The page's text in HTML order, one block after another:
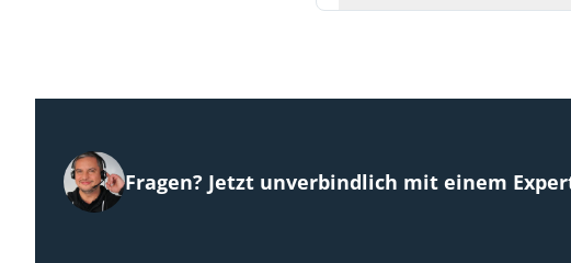
Fragen? Jetzt unverbindlich mit einem